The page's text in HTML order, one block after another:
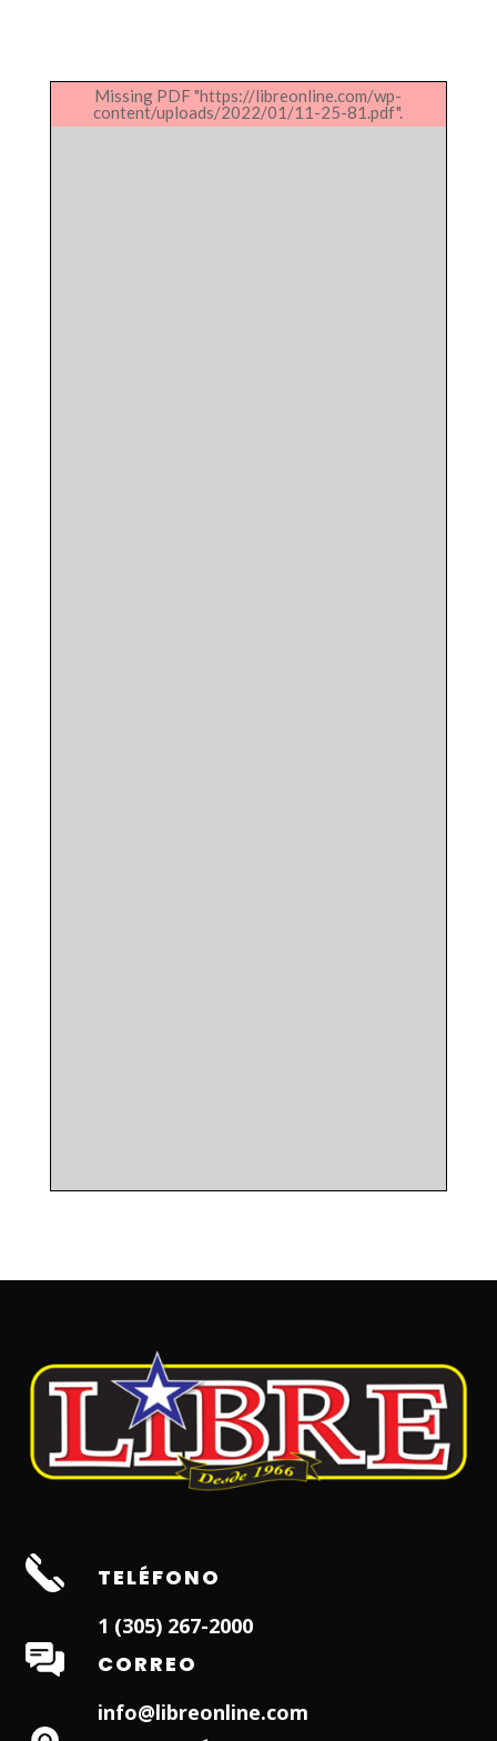
Missing PDF "https://libreonline.com/wp-
content/uploads/2022/01/11-25-81.pdf".
TELÉFONO
1 (305) 267-2000
CORREO
info@libreonline.com